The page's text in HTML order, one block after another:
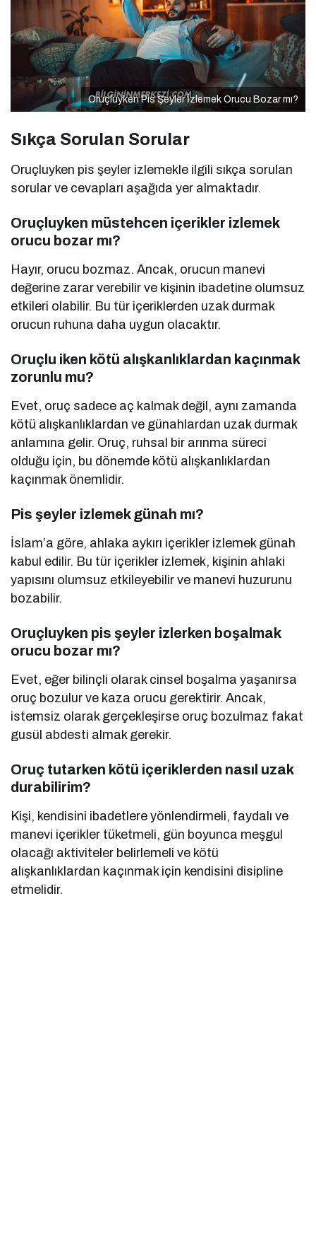
Oruçluyken Pis Şeyler İzlemek Orucu Bozar mı?
Sıkça Sorulan Sorular
Oruçluyken pis şeyler izlemekle ilgili sıkça sorulan
sorular ve cevapları aşağıda yer almaktadır.
Oruçluyken müstehcen içerikler izlemek
orucu bozar mı?
Hayır, orucu bozmaz. Ancak, orucun manevi
değerine zarar verebilir ve kişinin ibadetine olumsuz
etkileri olabilir. Bu tür içeriklerden uzak durmak
orucun ruhuna daha uygun olacaktır.
Oruçlu iken kötü alışkanlıklardan kaçınmak
zorunlu mu?
Evet, oruç sadece aç kalmak değil, aynı zamanda
kötü alışkanlıklardan ve günahlardan uzak durmak
anlamına gelir. Oruç, ruhsal bir arınma süreci
olduğu için, bu dönemde kötü alışkanlıklardan
kaçınmak önemlidir.
Pis şeyler izlemek günah mı?
İslam’a göre, ahlaka aykırı içerikler izlemek günah
kabul edilir. Bu tür içerikler izlemek, kişinin ahlaki
yapısını olumsuz etkileyebilir ve manevi huzurunu
bozabilir.
Oruçluyken pis şeyler izlerken boşalmak
orucu bozar mı?
Evet, eğer bilinçli olarak cinsel boşalma yaşanırsa
oruç bozulur ve kaza orucu gerektirir. Ancak,
istemsiz olarak gerçekleşirse oruç bozulmaz fakat
gusül abdesti almak gerekir.
Oruç tutarken kötü içeriklerden nasıl uzak
durabilirim?
Kişi, kendisini ibadetlere yönlendirmeli, faydalı ve
manevi içerikler tüketmeli, gün boyunca meşgul
olacağı aktiviteler belirlemeli ve kötü
alışkanlıklardan kaçınmak için kendisini disipline
etmelidir.